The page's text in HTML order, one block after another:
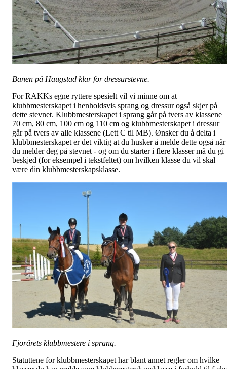
Banen på Haugstad klar for dressurstevne.
For RAKKs egne ryttere spesielt vil vi minne om at
klubbmesterskapet i henholdsvis sprang og dressur også skjer på
dette stevnet. Klubbmesterskapet i sprang går på tvers av klassene
70 cm, 80 cm, 100 cm og 110 cm og klubbmesterskapet i dressur
går på tvers av alle klassene (Lett C til MB). Ønsker du å delta i
klubbmesterskapet er det viktig at du husker å melde dette også når
du melder deg på stevnet - og om du starter i flere klasser må du gi
beskjed (for eksempel i tekstfeltet) om hvilken klasse du vil skal
være din klubbmesterskapsklasse.
Fjorårets klubbmestere i sprang.
Statuttene for klubbmesterskapet har blant annet regler om hvilke